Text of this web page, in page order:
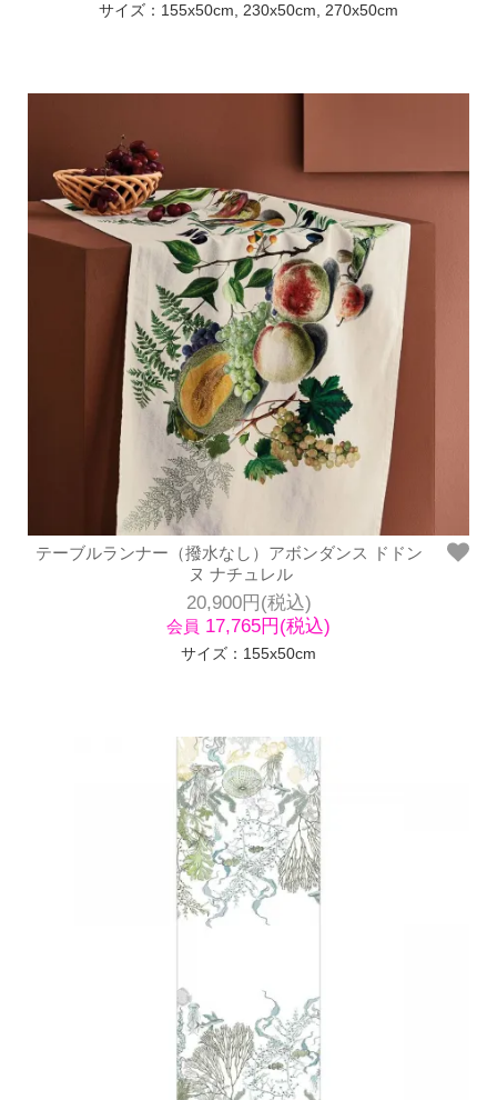
サイズ：155x50cm, 230x50cm, 270x50cm
テーブルランナー（撥水なし）アボンダンス ドドン
ヌ ナチュレル
20,900円(税込)
会員 17,765円(税込)
サイズ：155x50cm